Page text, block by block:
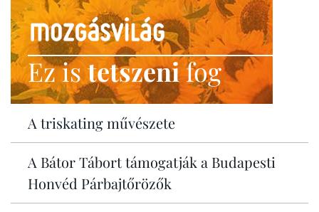
Ez istetszenifog
A triskating művészete
A Bátor Tábort támogatják a Budapesti
Honvéd Párbajtőrözők